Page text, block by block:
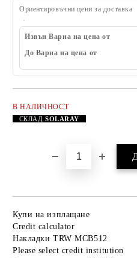
Ориентировъчни цени за доставка
Извън Варна на цена от
До Варна на цена от
В НАЛИЧНОСТ
СКЛАДSOLARAY
Купи на изплащане
Credit calculator
Накладки TRW MCB512
Please select credit institution